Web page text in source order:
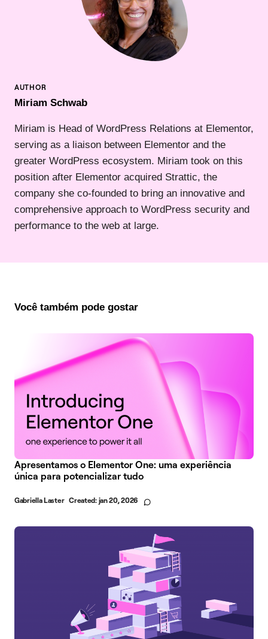
Miriam Schwab
Miriam is Head of WordPress Relations at Elementor,
serving as a liaison between Elementor and the
greater WordPress ecosystem. Miriam took on this
position after Elementor acquired Strattic, the
company she co-founded to bring an innovative and
comprehensive approach to WordPress security and
performance to the web at large.
Você também pode gostar
Apresentamos o Elementor One: uma experiência
única para potencializar tudo
Gabriella Laster Created: jan 20, 2026